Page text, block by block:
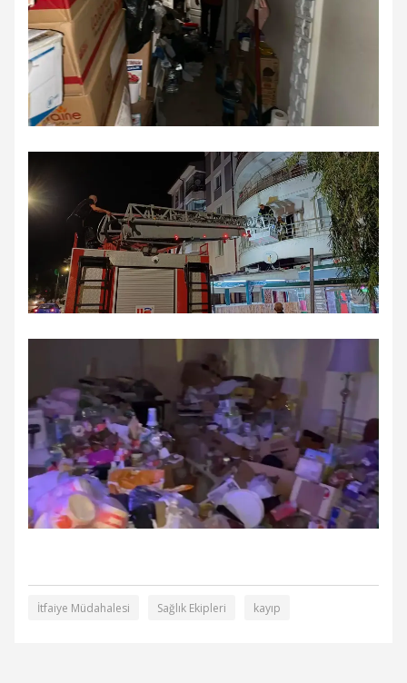
İtfaiye Müdahalesi Sağlık Ekipleri kayıp